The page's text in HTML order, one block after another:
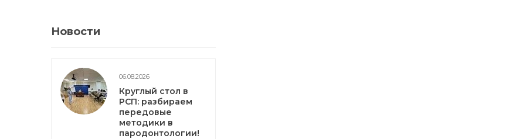
Новости
06.08.2026
Круглый стол в
РСП: разбираем
передовые
методики в
пародонтологии!